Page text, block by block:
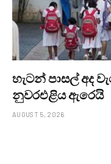
හැටන් පාසල් අද
නුවරඑළිය ඇරෙයි
AUGUST 5, 2026